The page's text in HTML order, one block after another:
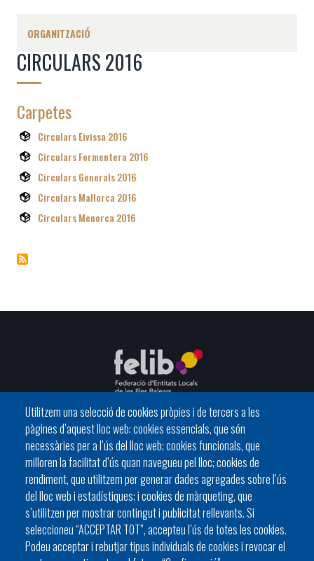
ORGANITZACIÓ
CIRCULARS 2016
Carpetes
Circulars Eivissa 2016
Circulars Formentera 2016
Circulars Generals 2016
Circulars Mallorca 2016
Circulars Menorca 2016
Utilitzem una selecció de cookies pròpies i de tercers a les
pàgines d’aquest lloc web: cookies essencials, que són
necessàries per a l’ús del lloc web; cookies funcionals, que
milloren la facilitat d’ús quan navegueu pel lloc; cookies de
rendiment, que utilitzem per generar dades agregades sobre l’ús
del lloc web i estadístiques; i cookies de màrqueting, que
s’utilitzen per mostrar contingut i publicitat rellevants. Si
seleccioneu “ACCEPTAR TOT”, accepteu l’ús de totes les cookies.
Podeu acceptar i rebutjar tipus individuals de cookies i revocar el
C/ del General Riera, 111 07010 Palma
Phone
971 760911 - Fax 971 763102